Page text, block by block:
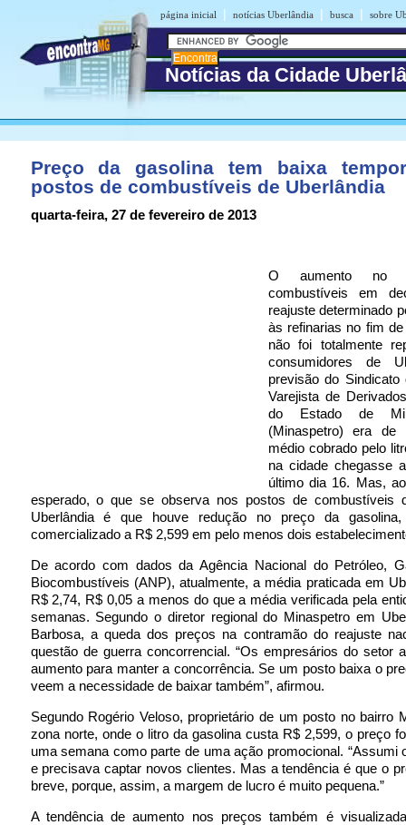
página inicial | notícias Uberlândia | busca | sobre
Notícias da Cidade
Preço da gasolina tem baixa
postos de combustíveis de Uberlândia
quarta-feira, 27 de fevereiro de 2013
O aumento no
combustíveis em
reajuste determinado
às refinarias no fim
não foi totalmente
consumidores de
previsão do Sindicato
Varejista de
do Estado de
(Minaspetro) era
médio cobrado pelo
na cidade chegasse
último dia 16. Mas,
esperado, o que se observa nos postos de combustíveis
Uberlândia é que houve redução no preço da
comercializado a R$ 2,599 em pelo menos dois
De acordo com dados da Agência Nacional do Petróleo,
Biocombustíveis (ANP), atualmente, a média praticada em
R$ 2,74, R$ 0,05 a menos do que a média verificada pela
semanas. Segundo o diretor regional do Minaspetro em
Barbosa, a queda dos preços na contramão do reajuste
questão de guerra concorrencial. “Os empresários do setor
aumento para manter a concorrência. Se um posto baixa o
veem a necessidade de baixar também”, afirmou.
Segundo Rogério Veloso, proprietário de um posto no bairro
zona norte, onde o litro da gasolina custa R$ 2,599, o preço
uma semana como parte de uma ação promocional. “Assumi
e precisava captar novos clientes. Mas a tendência é que o
breve, porque, assim, a margem de lucro é muito pequena.”
A tendência de aumento nos preços também é